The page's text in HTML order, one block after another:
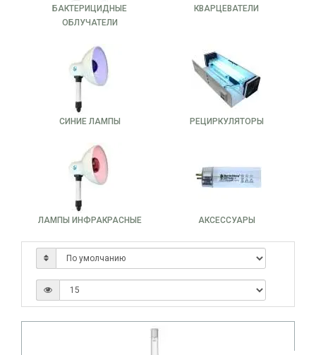
промышленных помещений, административных зданий,
питьевой и минеральной воды, пищевых продуктов, тары и т.
БАКТЕРИЦИДНЫЕ ОБЛУЧАТЕЛИ,
ПРЕДСТАВЛЕННЫЕ В НАШЕМ МАГАЗИНЕ,
МОГУТ КОМПЛЕКТОВАТЬСЯ ДВУМЯ ВИДАМИ
проветривания помещения после процедуры
обеззараживания из-за высокой концентрации озона,
который образует лампа при работе. Чрезмерное
сделаные из увиолетового стекла, максимально
задерживающего озон (не требуется проветривание
Учитывайте это при формировании заказа.
Не менее важным является соблюдение правил
безопасности при использовании бактерицидных
ламп:
При кварцевании комнаты желательно покинуть
комнату людям и животным, а также, по возможности
БАКТЕРИЦИДНЫЕ
ОБЛУЧАТЕЛИ
КВАРЦЕВАТЕЛИ
СИНИЕ ЛАМПЫ РЕЦИРКУЛЯТОРЫ
ЛАМПЫ ИНФРАКРАСНЫЕ АКСЕССУАРЫ